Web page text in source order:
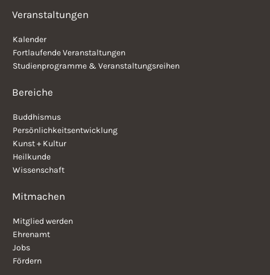
Veranstaltungen
Kalender
Fortlaufende Veranstaltungen
Studienprogramme & Veranstaltungsreihen
Bereiche
Buddhismus
Persönlichkeitsentwicklung
Kunst + Kultur
Heilkunde
Wissenschaft
Mitmachen
Mitglied werden
Ehrenamt
Jobs
Fördern